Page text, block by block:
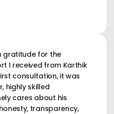
gratitude for the
I received from Karthik
consultation, it was
highly skilled
cares about his
transparency,